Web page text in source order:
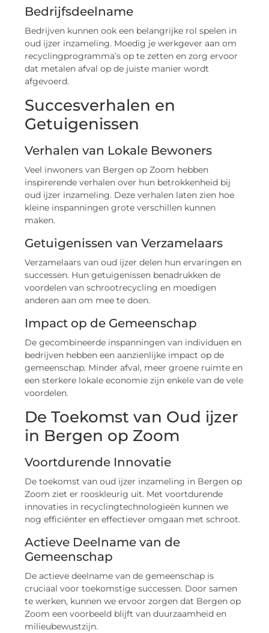
Bedrijfsdeelname
Bedrijven kunnen ook een belangrijke rol spelen in
oud ijzer inzameling. Moedig je werkgever aan om
recyclingprogramma’s op te zetten en zorg ervoor
dat metalen afval op de juiste manier wordt
afgevoerd.
Succesverhalen en
Getuigenissen
Verhalen van Lokale Bewoners
Veel inwoners van Bergen op Zoom hebben
inspirerende verhalen over hun betrokkenheid bij
oud ijzer inzameling. Deze verhalen laten zien hoe
kleine inspanningen grote verschillen kunnen
maken.
Getuigenissen van Verzamelaars
Verzamelaars van oud ijzer delen hun ervaringen en
successen. Hun getuigenissen benadrukken de
voordelen van schrootrecycling en moedigen
anderen aan om mee te doen.
Impact op de Gemeenschap
De gecombineerde inspanningen van individuen en
bedrijven hebben een aanzienlijke impact op de
gemeenschap. Minder afval, meer groene ruimte en
een sterkere lokale economie zijn enkele van de vele
voordelen.
De Toekomst van Oud ijzer
in Bergen op Zoom
Voortdurende Innovatie
De toekomst van oud ijzer inzameling in Bergen op
Zoom ziet er rooskleurig uit. Met voortdurende
innovaties in recyclingtechnologieën kunnen we
nog efficiënter en effectiever omgaan met schroot.
Actieve Deelname van de
Gemeenschap
De actieve deelname van de gemeenschap is
cruciaal voor toekomstige successen. Door samen
te werken, kunnen we ervoor zorgen dat Bergen op
Zoom een voorbeeld blijft van duurzaamheid en
milieubewustzijn.